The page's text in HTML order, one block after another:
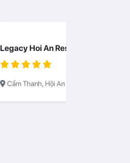
Legacy Hoi An Resort
Cẩm Thanh, Hội An